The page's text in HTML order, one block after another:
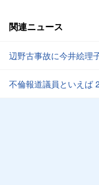
関連ニュース
辺野古事故に今井絵理
不倫報道議員といえば